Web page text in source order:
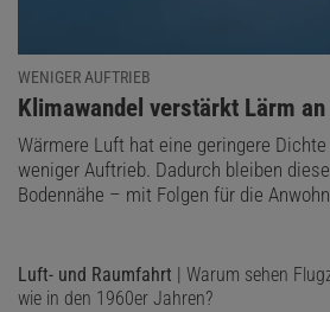
WENIGER AUFTRIEB
:
Klimawandel verstärkt Lärm
Wärmere Luft hat eine geringere
weniger Auftrieb. Dadurch bleiben
Bodennähe – mit Folgen für die
Luft- und Raumfahrt | Warum sehen
wie in den 1960er Jahren?